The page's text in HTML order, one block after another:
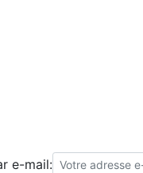
e-mail: